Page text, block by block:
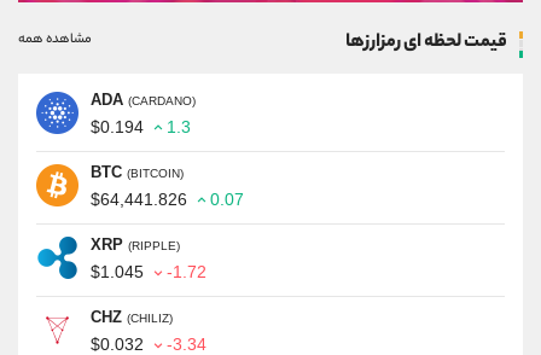
قیمت لحظه ای رمزارزها مشاهده همه
ADA (CARDANO)
$0.194 1.3
BTC (BITCOIN)
$64,441.826 0.07
XRP (RIPPLE)
$1.045 -1.72
CHZ (CHILIZ)
$0.032 -3.34